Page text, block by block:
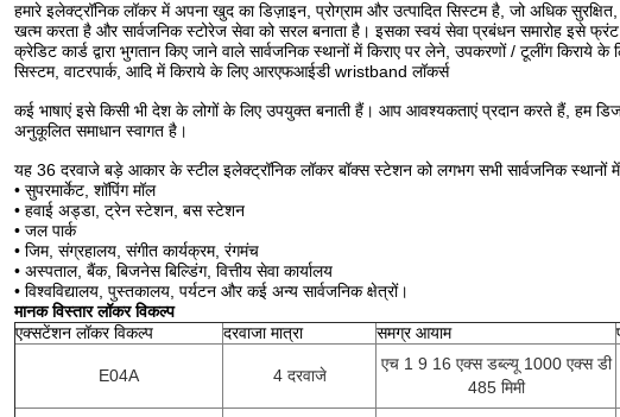
हमारे इलेक्ट्रॉनिक लॉकर में अपना खुद का डिज़ाइन, प्रोग्राम और उत्पादित सिस्टम है, जो अधिक
खत्म करता है और सार्वजनिक स्टोरेज सेवा को सरल बनाता है। इसका स्वयं सेवा प्रबंधन समारोह इसे
क्रेडिट कार्ड द्वारा भुगतान किए जाने वाले सार्वजनिक स्थानों में किराए पर लेने, उपकरणों / टूलींग किराये
सिस्टम, वाटरपार्क, आदि में किराये के लिए आरएफआईडी wristband लॉकर्स
कई भाषाएं इसे किसी भी देश के लोगों के लिए उपयुक्त बनाती हैं। आप आवश्यकताएं प्रदान करते हैं, हम
अनुकूलित समाधान स्वागत है।
यह 36 दरवाजे बड़े आकार के स्टील इलेक्ट्रॉनिक लॉकर बॉक्स स्टेशन को लगभग सभी सार्वजनिक स्थानों
• सुपरमार्केट, शॉपिंग मॉल
• हवाई अड्डा, ट्रेन स्टेशन, बस स्टेशन
• जल पार्क
• जिम, संग्रहालय, संगीत कार्यक्रम, रंगमंच
• अस्पताल, बैंक, बिजनेस बिल्डिंग, वित्तीय सेवा कार्यालय
• विश्वविद्यालय, पुस्तकालय, पर्यटन और कई अन्य सार्वजनिक क्षेत्रों।
मानक विस्तार लॉकर विकल्प
एक्सटेंशन लॉकर विकल्प
दरवाजा मात्रा समग्र आयाम
E04A 4 दरवाजे
एच 1 9 16 एक्स डब्ल्यू 1000 एक्स डी
485 मिमी